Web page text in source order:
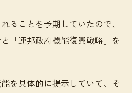
ることを予期していたので、
「連邦政府機能復興戦略」を
を具体的に提示していて、そ